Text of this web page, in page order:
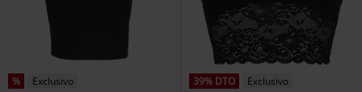
% Exclusivo 39% DTO
Exclusivo